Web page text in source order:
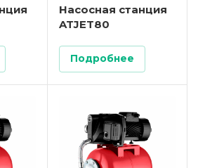
Насосная станция
ATJET80
Подробнее